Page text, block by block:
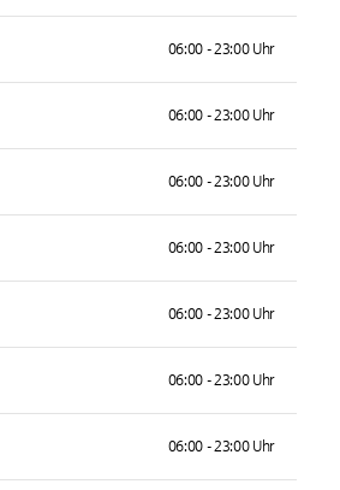
06:00 - 23:00 Uhr
06:00 - 23:00 Uhr
06:00 - 23:00 Uhr
06:00 - 23:00 Uhr
06:00 - 23:00 Uhr
06:00 - 23:00 Uhr
06:00 - 23:00 Uhr